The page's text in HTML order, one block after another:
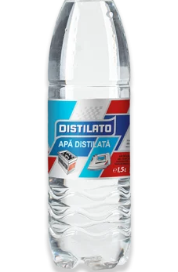
Masti Discontinued (Nu se mai
Perna CPAP
Blocare/ Fixare barbie
Preventie iritatia pielii
Huse dispozitive
Alimentatoare si baterii CPAP
Stocare si generare raport CPAP